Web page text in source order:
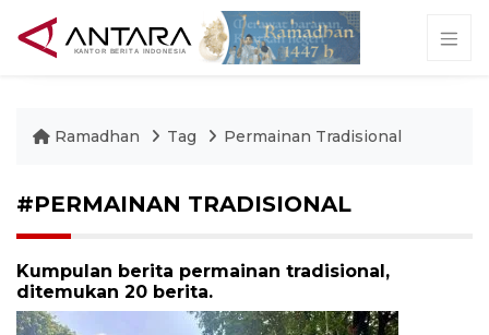
Ramadhan Tag Permainan Tradisional
#PERMAINAN TRADISIONAL
Kumpulan berita permainan tradisional,
ditemukan 20 berita.